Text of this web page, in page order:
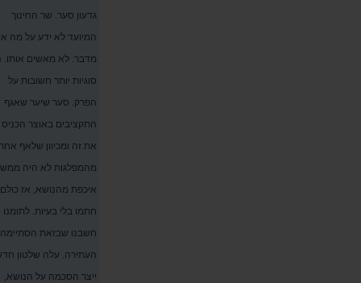
גדעון סער. שר החינוך
המיועד לא ידע על מה
מדבר. לא מאשים אותו.
סוגיות יותר חשובות על
הפרק. סער שיער שאגף
התקציבים באוצר הכניס
את זה ומכיוון שלאף
מהמפלגות לא היה ממש
איכפת מהנושא, אז כולם
חתמו בלי בעיות. לתומנו
חשבנו שבזאת הסתיימה
העתירה. עלה שלטון
ייצר הסכמה על הנושא,